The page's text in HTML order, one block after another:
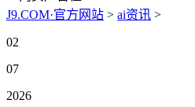
J9.COM·官方网站 > ai资讯 >
02
07
2026